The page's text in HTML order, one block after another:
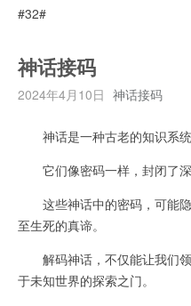
#32#
神话接码
2024年4月10日 神话接码
神话是一种古老的知识系统
它们像密码一样，封闭了深
这些神话中的密码，可能隐
至生死的真谛。
解码神话，不仅能让我们领
于未知世界的探索之门。